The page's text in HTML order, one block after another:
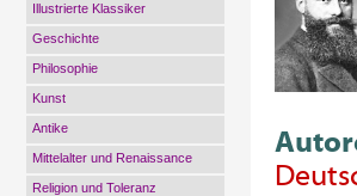
Illustrierte Klassiker
Geschichte
Philosophie
Kunst
Antike
Mittelalter und Renaissance
Religion und Toleranz